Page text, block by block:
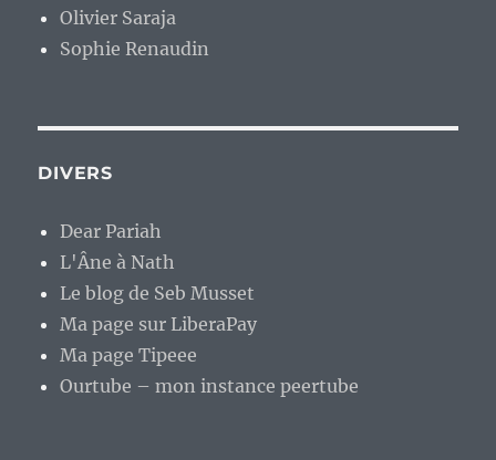
Olivier Saraja
Sophie Renaudin
DIVERS
Dear Pariah
L'Âne à Nath
Le blog de Seb Musset
Ma page sur LiberaPay
Ma page Tipeee
Ourtube – mon instance peertube